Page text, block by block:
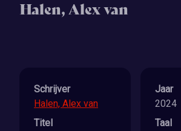
Halen, Alex van
Schrijver
Halen, Alex van
Titel
Jaar
2024
Taal